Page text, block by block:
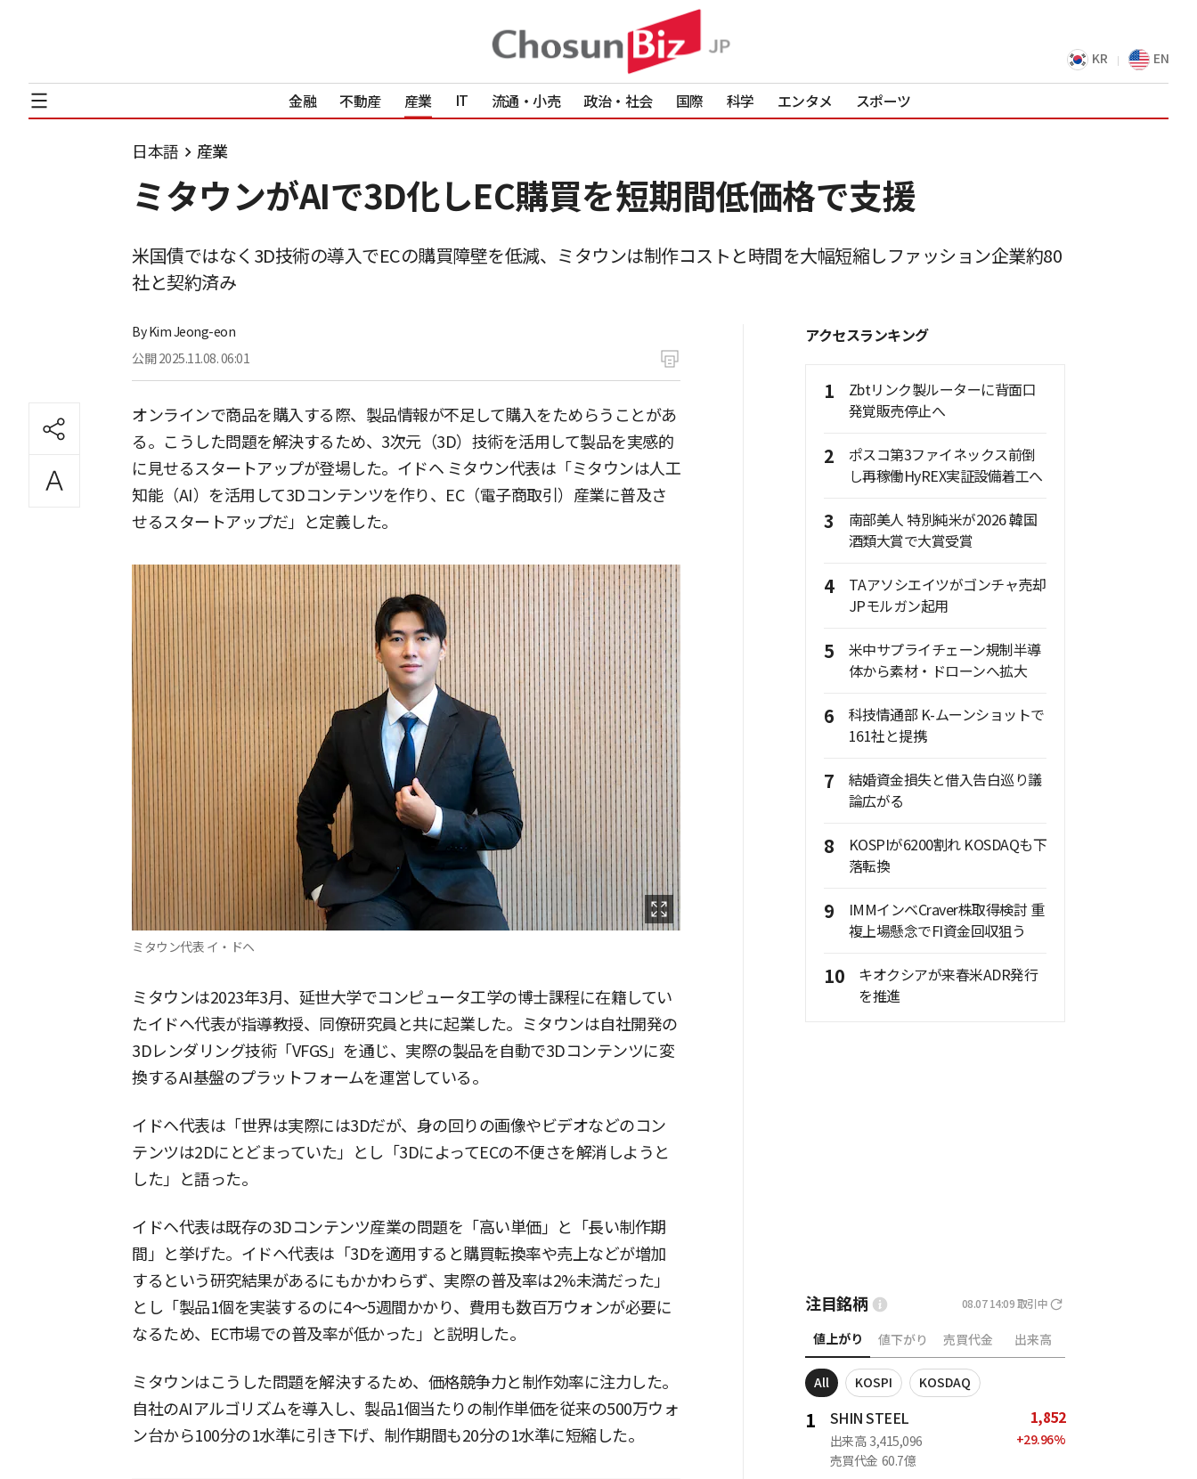
KR EN
金融 不動産 産業 IT 流通・小売 政治・社会 国際 科学 エンタメ スポーツ
日本語 産業
ミタウンがAIで3D化しEC購買を短期間低価格で支援
米国債ではなく3D技術の導入でECの購買障壁を低減、ミタウンは制作コストと時間を大幅短縮しファッション企業約80
社と契約済み
ByKim Jeong-eon
公開 2025.11.08. 06:01
オンラインで商品を購入する際、製品情報が不足して購入をためらうことがあ
る。こうした問題を解決するため、3次元（3D）技術を活用して製品を実感的
に見せるスタートアップが登場した。イドヘ ミタウン代表は「ミタウンは人工
知能（AI）を活用して3Dコンテンツを作り、EC（電子商取引）産業に普及さ
せるスタートアップだ」と定義した。
ミタウン代表 イ・ドヘ
ミタウンは2023年3月、延世大学でコンピュータ工学の博士課程に在籍してい
たイドヘ代表が指導教授、同僚研究員と共に起業した。ミタウンは自社開発の
3Dレンダリング技術「VFGS」を通じ、実際の製品を自動で3Dコンテンツに変
換するAI基盤のプラットフォームを運営している。
イドヘ代表は「世界は実際には3Dだが、身の回りの画像やビデオなどのコン
テンツは2Dにとどまっていた」とし「3DによってECの不便さを解消しようと
した」と語った。
イドヘ代表は既存の3Dコンテンツ産業の問題を「高い単価」と「長い制作期
間」と挙げた。イドヘ代表は「3Dを適用すると購買転換率や売上などが増加
するという研究結果があるにもかかわらず、実際の普及率は2%未満だった」
とし「製品1個を実装するのに4〜5週間かかり、費用も数百万ウォンが必要に
なるため、EC市場での普及率が低かった」と説明した。
ミタウンはこうした問題を解決するため、価格競争力と制作効率に注力した。
自社のAIアルゴリズムを導入し、製品1個当たりの制作単価を従来の500万ウォ
ン台から100分の1水準に引き下げ、制作期間も20分の1水準に短縮した。
アクセスランキング
1
Zbtリンク製ルーターに背面口
発覚販売停止へ
2
ポスコ第3ファイネックス前倒
し再稼働HyREX実証設備着工へ
3
南部美人 特別純米が2026 韓国
酒類大賞で大賞受賞
4
TAアソシエイツがゴンチャ売却
JPモルガン起用
5
米中サプライチェーン規制半導
体から素材・ドローンへ拡大
6
科技情通部 K-ムーンショットで
161社と提携
7
結婚資金損失と借入告白巡り議
論広がる
8
KOSPIが6200割れ KOSDAQも下
落転換
9
IMMインベCraver株取得検討 重
複上場懸念でFI資金回収狙う
10
キオクシアが来春米ADR発行
を推進
注目銘柄 08.07 14:09 取引中
値上がり 値下がり 売買代金 出来高
All KOSPI KOSDAQ
1 SHIN STEEL
出来高 3,415,096
売買代金 60.7億
1,852
+29.96%